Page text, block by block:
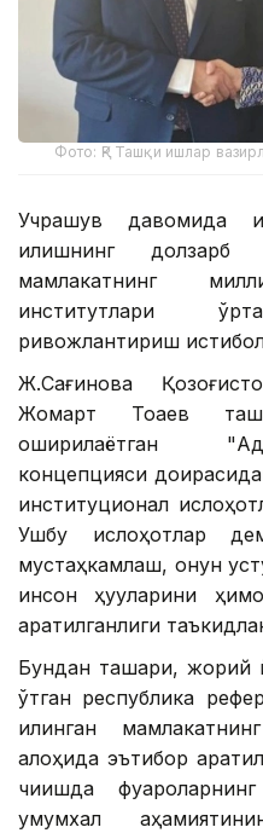
Фото: ҚР Ташқи ишлар
Учрашув давомида
қилишнинг
мамлакатнинг
институтлари
ривожлантириш
Ж.Сағинова
Жомарт Тоқаев
оширилаётган
концепцияси
институционал
Ушбу ислоҳотлар
мустаҳкамлаш, қонун
инсон ҳуқуқларини
қаратилганлиги
Бундан ташқари, жорий
ўтган республика
қилинган
алоҳида эътибор
чиқишда
умумхалқ